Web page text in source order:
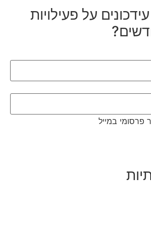
על פעילויות
פרסומי במייל